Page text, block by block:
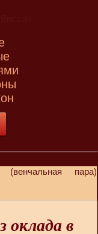
пара)
оклада в